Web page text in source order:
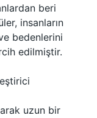
beri
insanların
bedenlerini
edilmiştir.
uzun bir